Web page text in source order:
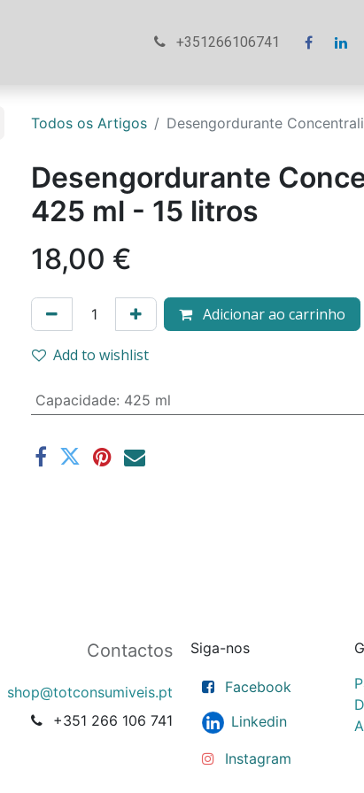
+351266106741
Todos os Artigos Desengordurante
Desengordurante
425 ml - 15 litros
18,00 €
Adicionar ao carrinho
Add to wishlist
Capacidade: 425 ml
Contactos
shop@totconsumiveis.pt
+351 266 106 741
Siga-nos
Facebook
Linkedin
Instagram